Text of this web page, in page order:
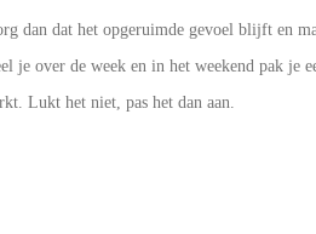
dan dat het opgeruimde gevoel blijft en
je over de week en in het weekend pak je
Lukt het niet, pas het dan aan.